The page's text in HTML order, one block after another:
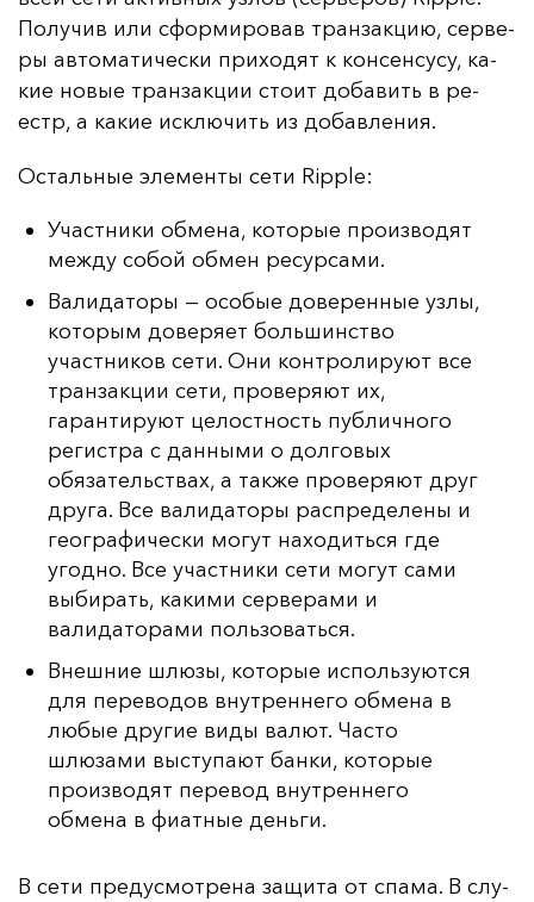
По­лу­чив или сфор­ми­ро­вав тран­зак­цию, сер­ве­
ры ав­то­ма­ти­чес­ки при­хо­дят к кон­сен­су­су, ка­
кие но­вые тран­зак­ции сто­ит до­ба­вить в ре­
естр, а ка­кие ис­клю­чить из до­бав­ле­ния.
Ос­таль­ные эле­мен­ты се­ти Ripple:
Участники обмена, которые производят
между собой обмен ресурсами.
Валидаторы — особые доверенные узлы,
которым доверяет большинство
участников сети. Они контролируют все
транзакции сети, проверяют их,
гарантируют целостность публичного
регистра с данными о долговых
обязательствах, а также проверяют друг
друга. Все валидаторы распределены и
географически могут находиться где
угодно. Все участники сети могут сами
выбирать, какими серверами и
валидаторами пользоваться.
Внешние шлюзы, которые используются
для переводов внутреннего обмена в
любые другие виды валют. Часто
шлюзами выступают банки, которые
производят перевод внутреннего
обмена в фиатные деньги.
В се­ти пре­дус­мот­ре­на за­щи­та от спа­ма. В слу­